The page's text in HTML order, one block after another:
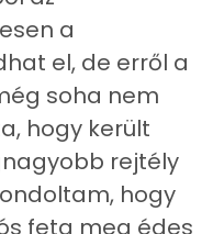
zsírsav
1 g
15 mg
a
el, de erről a
soha nem
hogy került
rejtély
hogy
feta meg édes